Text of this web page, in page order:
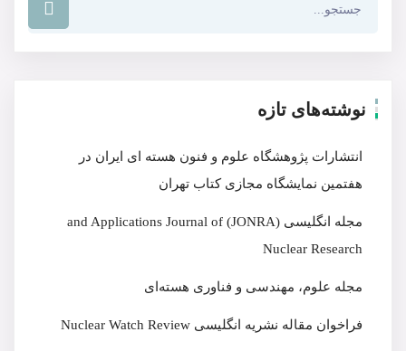
نوشته‌های تازه
انتشارات پژوهشگاه علوم و فنون هسته ای ایران در
هفتمین نمایشگاه مجازی کتاب تهران
مجله انگلیسی (JONRA) and Applications Journal of
Nuclear Research
مجله علوم، مهندسی و فناوری هسته‌ای
فراخوان مقاله نشریه انگلیسی Nuclear Watch Review